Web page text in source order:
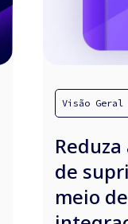
Visão Geral
de
meio